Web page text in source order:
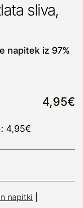
sliva,
napitek iz 97%
4,95€
4,95€
napitki